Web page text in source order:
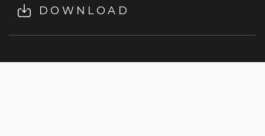
DOWNLOAD